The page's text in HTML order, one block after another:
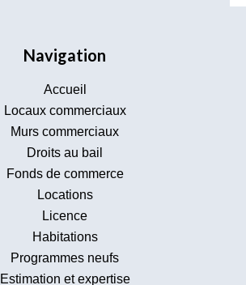
Navigation
Accueil
Locaux commerciaux
Murs commerciaux
Droits au bail
Fonds de commerce
Locations
Licence
Habitations
Programmes neufs
Estimation et expertise